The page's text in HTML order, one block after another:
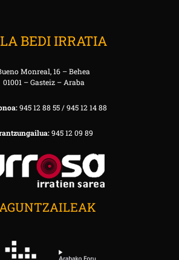
BEDI IRRATIA
Monreal, 16 – Behea
01001 – Gasteiz – Araba
945 12 88 55 / 945 12 14 88
945 12 09 89